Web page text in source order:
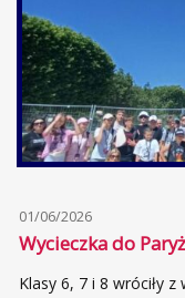
01/06/2026
Wycieczka do
Klasy 6, 7 i 8 wróciły